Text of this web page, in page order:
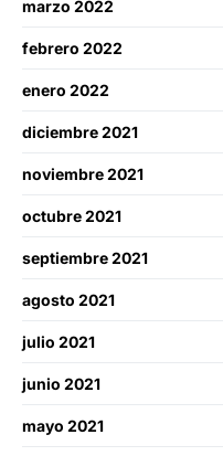
marzo 2022
febrero 2022
enero 2022
diciembre 2021
noviembre 2021
octubre 2021
septiembre 2021
agosto 2021
julio 2021
junio 2021
mayo 2021